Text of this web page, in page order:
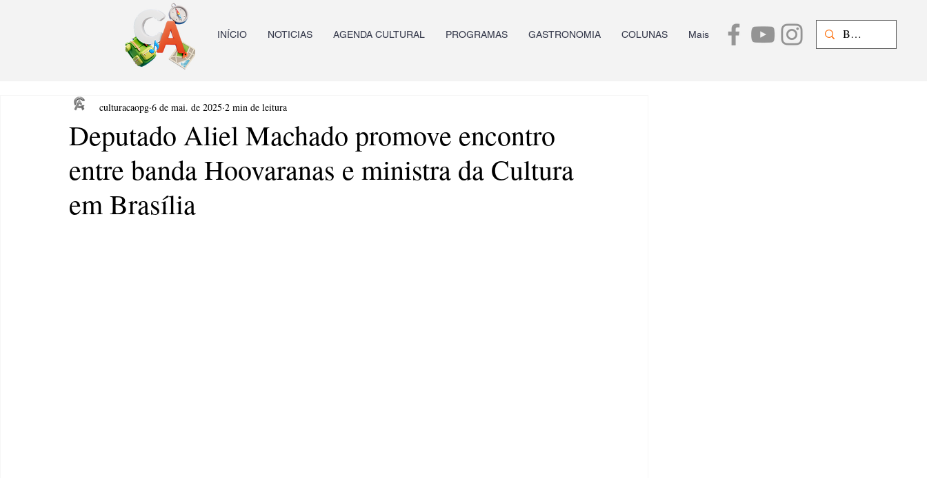
INÍCIO NOTICIAS AGENDA CULTURAL PROGRAMAS GASTRONOMIA COLUNAS Mais
Deputado Aliel Machado promove encontro
entre banda Hoovaranas e ministra da Cultura
em Brasília
culturacaopg 6 de mai. de 2025 2 min de leitura